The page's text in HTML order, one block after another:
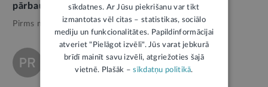
pārbaudes veiks pašvaldības policija
Pirms mēneša, Pašvaldības
LATVIJAS VETERINĀRĀRSTU BIEDRĪBA
sīkdatnes. Ar Jūsu piekrišanu var tikt
izmantotas vēl citas – statistikas, sociālo
mediju un funkcionalitātes. Papildinformācijai
atveriet "Pielāgot izvēli". Jūs varat jebkurā
brīdī mainīt savu izvēli, atgriežoties šajā
vietnē. Plašāk –sīkdatņu politikā.